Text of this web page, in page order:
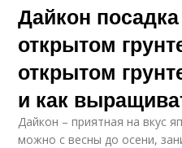
Дайкон
открытом
открытом
и как
Дайкон – приятная на вкус
можно с весны до осени,